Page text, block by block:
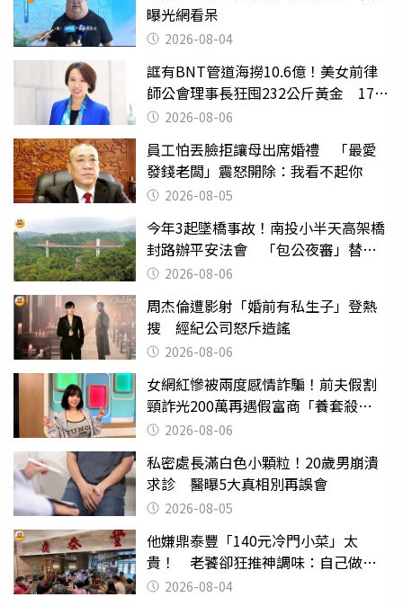
曝光網看呆
2026-08-04
誆有BNT管道海撈10.6億！美女前律
師公會理事長狂囤232公斤黃金 17人
遭起訴
2026-08-06
員工怕丟臉拒讓母出席婚禮 「最愛
發錢老闆」震怒開除：我看不起你
2026-08-05
今年3起墜橋事故！南投小半天高架橋
封路辦平安法會 「包公夜審」替亡
魂伸冤
2026-08-06
周杰倫遭影射「婚前有私生子」登熱
搜 經紀公司怒斥造謠
2026-08-06
女網紅慘被兩度感情詐騙！前夫假割
頸詐光200萬再遇假富商「養套殺
2000萬」
2026-08-06
私密處長滿白色小顆粒！20歲男崩潰
求診 醫曝5大真相別再誤會
2026-08-05
他嫌鼎泰豐「140元冷門小菜」太
貴！ 老饕卻狂推神調味：自己做不
出來2026-08-04